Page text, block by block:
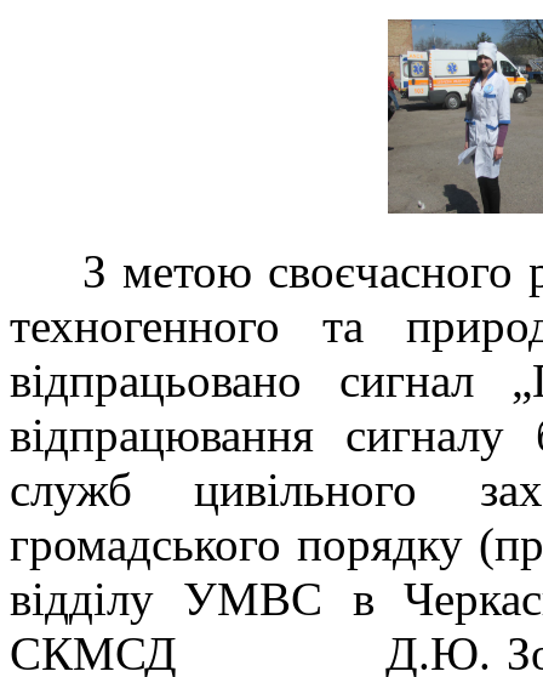
З метою своєчасного
техногенного та
відпрацьовано
відпрацювання сигналу
служб цивільного
громадського порядку
відділу УМВС в
СКМСД
Д.Ю.